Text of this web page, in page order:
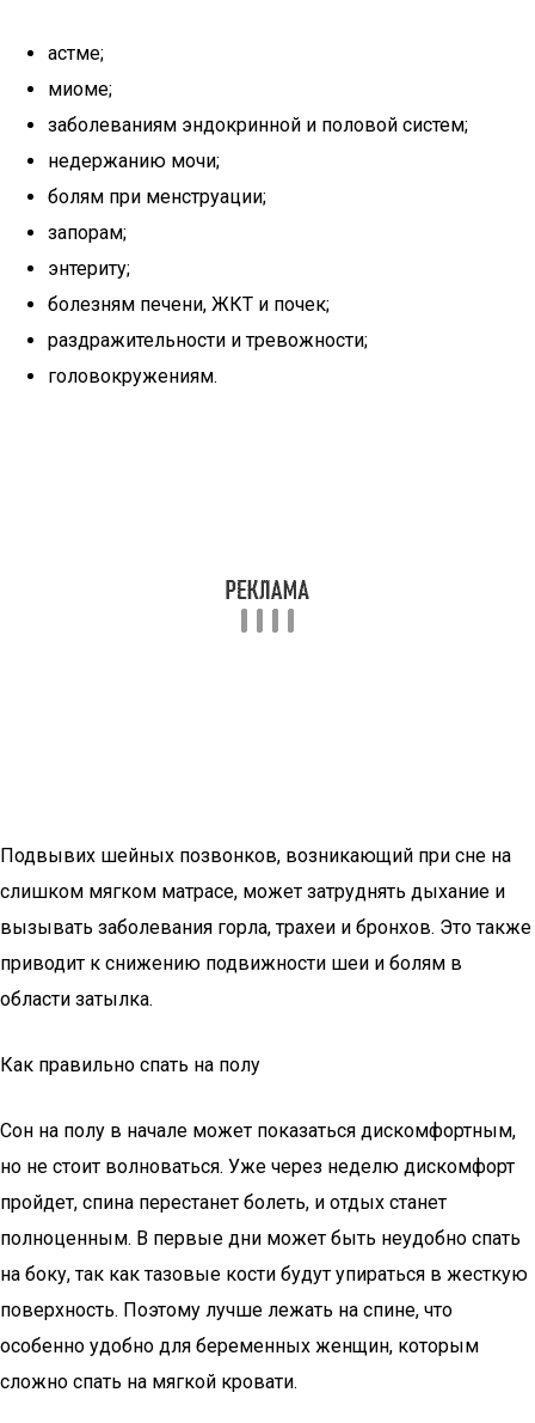
астме;
миоме;
заболеваниям эндокринной и половой систем;
недержанию мочи;
болям при менструации;
запорам;
энтериту;
болезням печени, ЖКТ и почек;
раздражительности и тревожности;
головокружениям.
Подвывих шейных позвонков, возникающий при сне на
слишком мягком матрасе, может затруднять дыхание и
вызывать заболевания горла, трахеи и бронхов. Это также
приводит к снижению подвижности шеи и болям в
области затылка.
Как правильно спать на полу
Сон на полу в начале может показаться дискомфортным,
но не стоит волноваться. Уже через неделю дискомфорт
пройдет, спина перестанет болеть, и отдых станет
полноценным. В первые дни может быть неудобно спать
на боку, так как тазовые кости будут упираться в жесткую
поверхность. Поэтому лучше лежать на спине, что
особенно удобно для беременных женщин, которым
сложно спать на мягкой кровати.